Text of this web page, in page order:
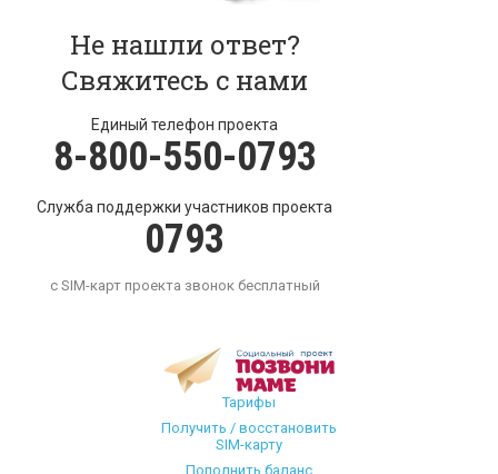
Не нашли ответ?
Свяжитесь с нами
Единый телефон проекта
8-800-550-0793
Служба поддержки участников проекта
0793
с SIM-карт проекта звонок бесплатный
Тарифы
Получить / восстановить
SIM-карту
Пополнить баланс